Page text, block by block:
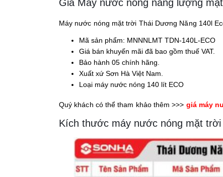
Giá Máy nước nóng năng lượng
Máy nước nóng mặt trời Thái Dương Năng 140l
Mã sản phẩm: MNNNLMT TDN-140L-ECO
Giá bán khuyến mãi đã bao gồm thuế VAT.
Bảo hành 05 chính hãng.
Xuất xứ Sơn Hà Việt Nam.
Loại máy nước nóng 140 lít ECO
Quý khách có thể tham khảo thêm >>> giá máy
Kích thước máy nước nóng mặt